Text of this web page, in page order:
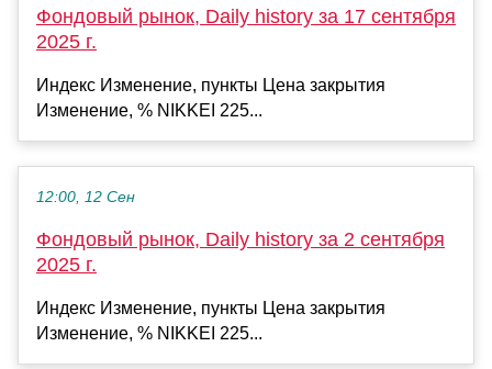
Фондовый рынок, Daily history за 17 сентября
2025 г.
Индекс Изменение, пункты Цена закрытия
Изменение, % NIKKEI 225...
12:00, 12 Сен
Фондовый рынок, Daily history за 2 сентября
2025 г.
Индекс Изменение, пункты Цена закрытия
Изменение, % NIKKEI 225...